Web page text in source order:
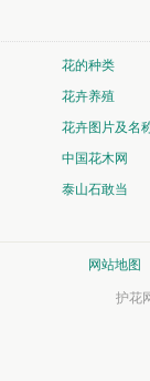
花的种类
花卉养殖
花卉图片及名
中国花木网
泰山石敢当
网站地图
护花